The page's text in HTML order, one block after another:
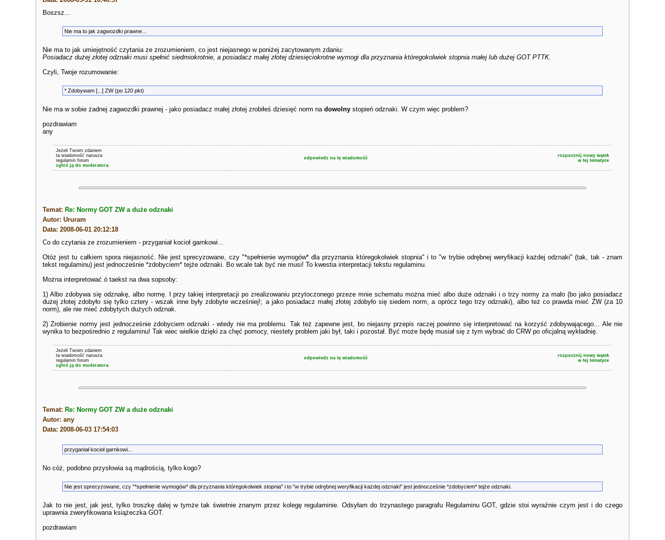
Boszsz...
Nie ma to jak zagwozdki prawne...
Nie ma to jak umiejętność czytania ze zrozumieniem, co jest niejasnego w poniżej zacytowanym zdaniu:
Posiadacz dużej złotej odznaki musi spełnić siedmiokrotnie, a posiadacz małej złotej dziesięciokrotne wymogi dla przyznania któregokolwiek stopnia małej lub dużej GOT PTTK.
Czyli, Twoje rozumowanie:
* Zdobywam [...] ZW (po 120 pkt)
Nie ma w sobie żadnej zagwozdki prawnej - jako posiadacz małej złotej zrobiłeś dziesięć norm na dowolny stopień odznaki. W czym więc problem?
pozdrawiam
any
Jeżeli Twoim zdaniem
ta wiadomość narusza
regulamin forum
zgłoś ją do moderatora.
odpowiedz na tę wiadomość
rozpocznij nowy wątek
w tej tematyce
Temat: Re: Normy GOT ZW a duże odznaki
Autor: Ururam
Data: 2008-06-01 20:12:18
Co do czytania ze zrozumieniem - przyganiał kocioł garnkowi...
Otóż jest tu całkiem spora niejasność. Nie jest sprecyzowane, czy "*spełnienie wymogów* dla przyznania któregokolwiek stopnia" i to "w trybie odrębnej weryfikacji każdej odznaki" (tak, tak - znam
tekst regulaminu) jest jednocześnie *zdobyciem* tejże odznaki. Bo wcale tak być nie musi! To kwestia interpretacji tekstu regulaminu.
Można interpretować ó taekst na dwa sopsoby:
1) Albo zdobywa się odznakę, albo normę. I przy takiej interpretacji po zrealizowaniu przytoczonego przeze mnie schematu można mieć albo duże odznaki i o trzy normy za mało (bo jako posiadacz
dużej złotej zdobyło się tylko cztery - wszak inne były zdobyte wcześniej!; a jako posiadacz małej złotej zdobyło się siedem norm, a oprócz tego trzy odznaki), albo też co prawda mieć ZW (za 10
norm), ale nie mieć zdobytych dużych odznak.
2) Zrobienie normy jest jednocześnie zdobyciem odznaki - wtedy nie ma problemu. Tak też zapewne jest, bo niejasny przepis raczej powinno się interpretować na korzyść zdobywającego... Ale nie
wynika to bezpośrednio z regulaminu! Tak wiec wielkie dzięki za chęć pomocy, niestety problem jaki był, taki i pozostał. Być może będę musiał się z tym wybrać do CRW po oficjalną wykładnię.
Jeżeli Twoim zdaniem
ta wiadomość narusza
regulamin forum
zgłoś ją do moderatora.
odpowiedz na tę wiadomość
rozpocznij nowy wątek
w tej tematyce
Temat: Re: Normy GOT ZW a duże odznaki
Autor: any
Data: 2008-06-03 17:54:03
przyganiał kocioł garnkowi...
No cóż, podobno przysłowia są mądrością, tylko kogo?
Nie jest sprecyzowane, czy "*spełnienie wymogów* dla przyznania któregokolwiek stopnia" i to "w trybie odrębnej weryfikacji każdej odznaki" jest jednocześnie *zdobyciem* tejże odznaki.
Jak to nie jest, jak jest, tylko troszkę dalej w tymże tak świetnie znanym przez kolegę regulaminie. Odsyłam do trzynastego paragrafu Regulaminu GOT, gdzie stoi wyraźnie czym jest i do czego
uprawnia zweryfikowana książeczka GOT.
pozdrawiam